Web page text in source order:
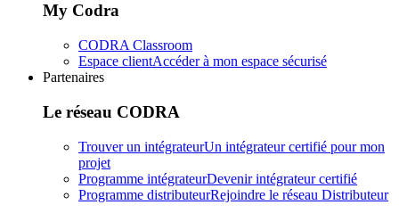
My Codra
CODRA Classroom
Espace clientAccéder à mon espace sécurisé
Partenaires
Le réseau CODRA
Trouver un intégrateurUn intégrateur certifié pour mon
projet
Programme intégrateurDevenir intégrateur certifié
Programme distributeurRejoindre le réseau Distributeur